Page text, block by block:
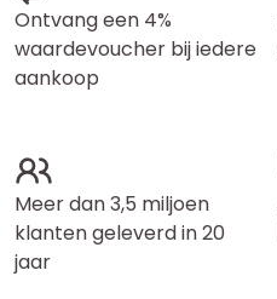
Ontvang een 4%
waardevoucher bij iedere
aankoop
Meer dan 3,5 miljoen
klanten geleverd in 20
jaar